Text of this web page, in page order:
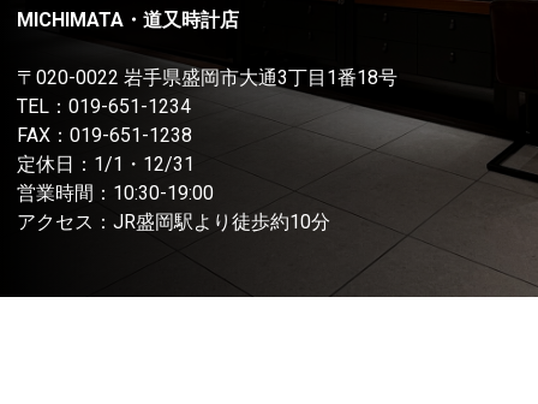
MICHIMATA・道又時計店
〒020-0022 岩手県盛岡市大通3丁目1番18号
TEL： 019-651-1234
FAX：019-651-1238
定休日：1/1・12/31
営業時間：10:30-19:00
アクセス：JR盛岡駅より徒歩約10分